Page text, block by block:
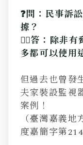
❓問：民事訴
據？
💁‍♂️答：除非
多都可以使用
但過去也曾發
夫家裝設監視
案例！
（臺灣嘉義
度嘉簡字第214